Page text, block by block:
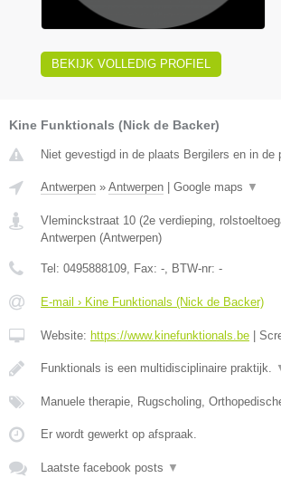
BEKIJK VOLLEDIG PROFIEL
Kine Funktionals (Nick de Backer)
Niet gevestigd in de plaats Bergilers en in de
Antwerpen » Antwerpen Google maps ▼
Vleminckstraat 10 (2e verdieping,
Antwerpen (Antwerpen)
Tel: 0495888109, Fax: -, BTW-nr: -
E-mail › Kine Funktionals (Nick de Backer)
Website: https://www.kinefunktionals.be
Funktionals is een multidisciplinaire praktijk.
Manuele therapie, Rugscholing,
Er wordt gewerkt op afspraak.
Laatste facebook posts ▼